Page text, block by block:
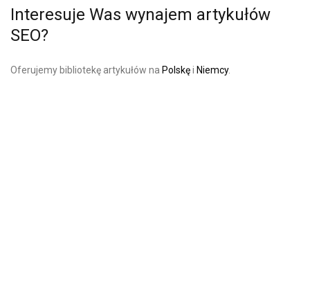
Interesuje Was wynajem artykułów
SEO?
Oferujemy bibliotekę artykułów na Polskęi Niemcy.